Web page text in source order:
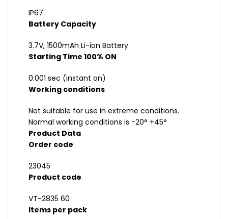
IP67
Battery Capacity
3.7V, 1500mAh Li-ion Battery
Starting Time 100% ON
0.001 sec (instant on)
Working conditions
Not suitable for use in extreme conditions.
Normal working conditions is -20° +45°
Product Data
Order code
23045
Product code
VT-2835 60
Items per pack